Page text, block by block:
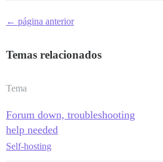
← página anterior
Temas relacionados
Tema
Forum down, troubleshooting
help needed
Self-hosting